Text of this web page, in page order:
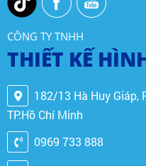
CÔNG TY TNHH
THIẾT KẾ
182/13 Hà Huy Giáp,
TP.Hồ Chí Minh
0969 733 888